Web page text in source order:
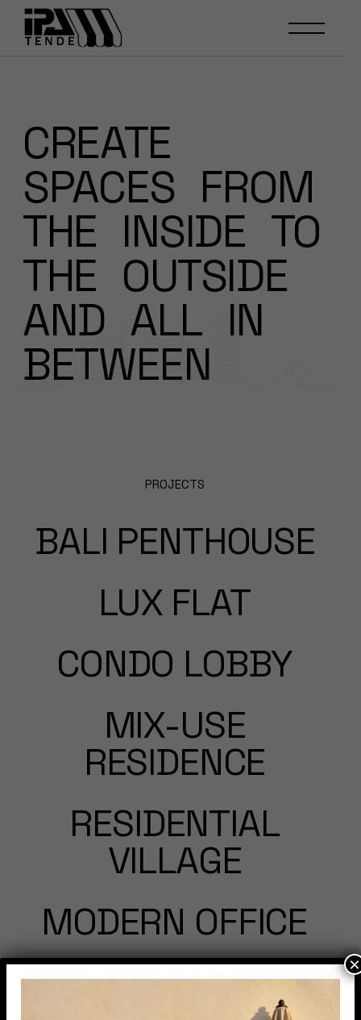
CREATE
SPACES FROM
THE INSIDE TO
THE OUTSIDE
AND ALL IN
BETWEEN
PROJECTS
BALI PENTHOUSE
LUX FLAT
CONDO LOBBY
MIX-USE
RESIDENCE
RESIDENTIAL
VILLAGE
MODERN OFFICE
TOWN HOME
×